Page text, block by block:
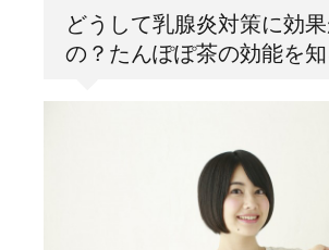
どうして乳腺炎対策に効
の？たんぽぽ茶の効能を知